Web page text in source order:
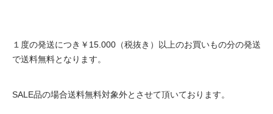
１度の発送につき￥15.000（税抜き）以上のお買いもの分の発送
で送料無料となります。
SALE品の場合送料無料対象外とさせて頂いております。